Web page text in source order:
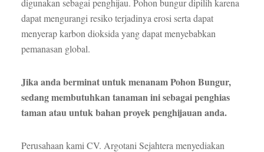
digunakan sebagai penghijau. Pohon bungur dipilih karena
dapat mengurangi resiko terjadinya erosi serta dapat
menyerap karbon dioksida yang dapat menyebabkan
pemanasan global.
Jika anda berminat untuk menanam Pohon Bungur,
sedang membutuhkan tanaman ini sebagai penghias
taman atau untuk bahan proyek penghijauan anda.
Perusahaan kami CV. Argotani Sejahtera menyediakan